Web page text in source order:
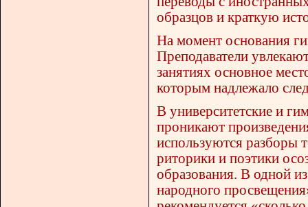
образцов и краткую
На момент основания
Преподаватели
занятиях основное
которым надлежало
В университетские и
проникают
используются разборы
риторики и поэтики
образования. В одной
народного